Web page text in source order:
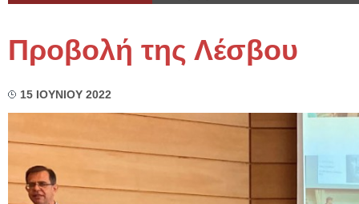
Προβολή της Λέσβου
15 ΙΟΥΝΙΟΥ 2022